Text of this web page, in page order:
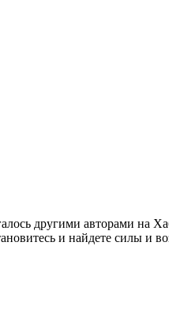
другими авторами на
и найдете силы и